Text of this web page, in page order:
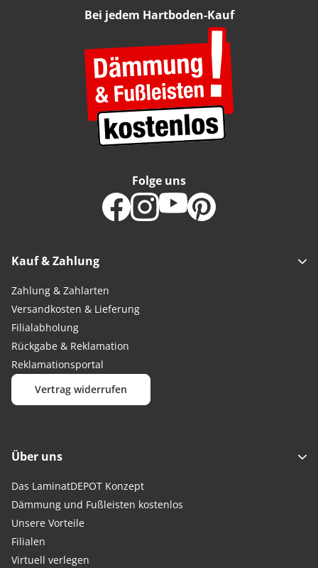
Bei jedem Hartboden-Kauf
Kauf & Zahlung
Zahlung & Zahlarten
Versandkosten & Lieferung
Filialabholung
Rückgabe & Reklamation
Reklamationsportal
Vertrag widerrufen
Folge uns
Über uns
Das LaminatDEPOT Konzept
Dämmung und Fußleisten kostenlos
Unsere Vorteile
Filialen
Virtuell verlegen